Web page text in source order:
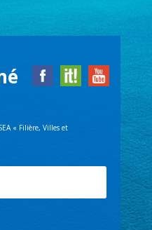
« Filière, Villes et